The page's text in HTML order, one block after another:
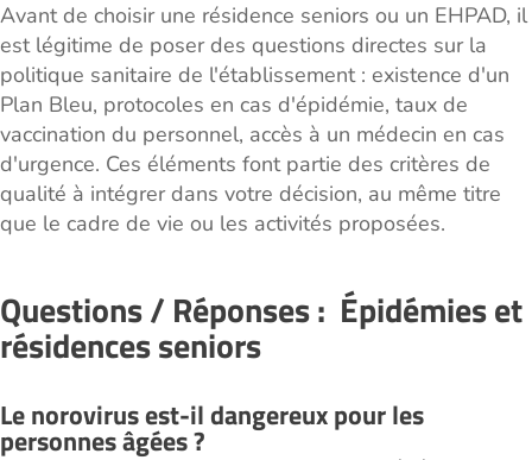
Avant de choisir une résidence seniors ou un EHPAD, il
est légitime de poser des questions directes sur la
politique sanitaire de l'établissement : existence d'un
Plan Bleu, protocoles en cas d'épidémie, taux de
vaccination du personnel, accès à un médecin en cas
d'urgence. Ces éléments font partie des critères de
qualité à intégrer dans votre décision, au même titre
que le cadre de vie ou les activités proposées.
Questions / Réponses : Épidémies et
résidences seniors
Le norovirus est-il dangereux pour les
personnes âgées ?